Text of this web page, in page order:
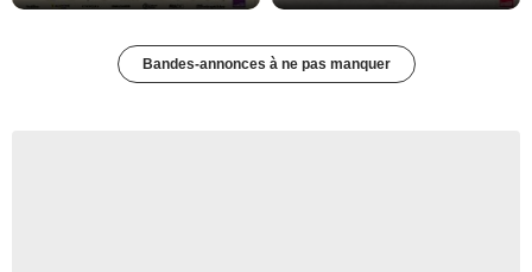
Bandes-annonces à ne pas manquer